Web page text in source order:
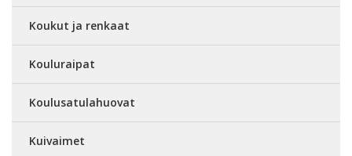
Koukut ja renkaat
Kouluraipat
Koulusatulahuovat
Kuivaimet